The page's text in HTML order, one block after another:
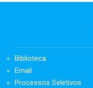
Biblioteca
Email
Processos Seletivos